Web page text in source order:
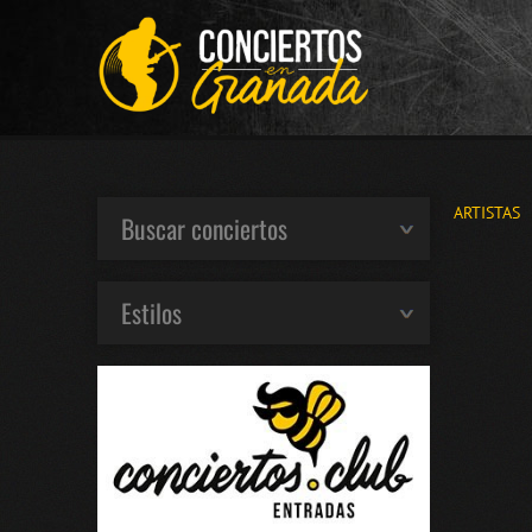
ARTISTAS
Buscar conciertos
Estilos